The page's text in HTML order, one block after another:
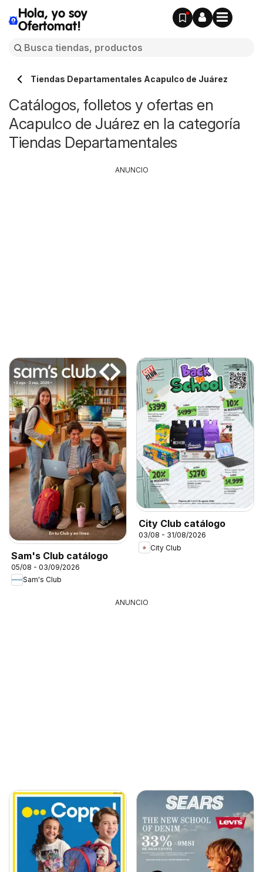
Hola, yo soy
Ofertomat!
Tiendas Departamentales Acapulco de Juárez
Catálogos, folletos y ofertas en
Acapulco de Juárez en la categoría
Tiendas Departamentales
Sam's Club catálogo
05/08 - 03/09/2026
Sam's Club
City Club catálogo
03/08 - 31/08/2026
City Club
ANUNCIO
ANUNCIO